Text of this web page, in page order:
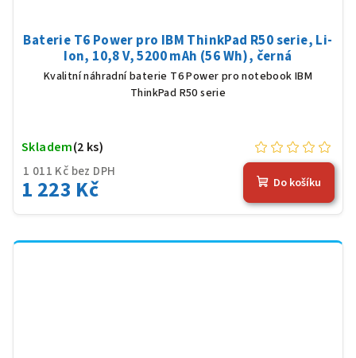
Baterie T6 Power pro IBM ThinkPad R50 serie, Li-
Ion, 10,8 V, 5200 mAh (56 Wh), černá
Kvalitní náhradní baterie T6 Power pro notebook IBM
ThinkPad R50 serie
1 011 Kč bez DPH
1 223 Kč
Skladem(2 ks)
Do košíku